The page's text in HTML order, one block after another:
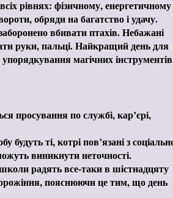
рівнях: фізичному,
обряди на багатство і удачу.
вбивати птахів. Небажані
руки, пальці. Найкращий день для
магічних
просування по службі, кар’єрі,
ті, котрі пов’язані з
виникнути неточності.
радять все-таки в шістнадцяту
пояснюючи це тим, що день